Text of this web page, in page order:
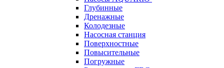
Глубинные
Дренажные
Колодезные
Насосная станция
Поверхностные
Повысительные
Погружные